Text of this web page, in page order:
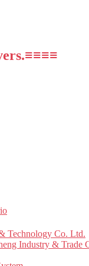
Technology Co. Ltd.
Industry & Trade